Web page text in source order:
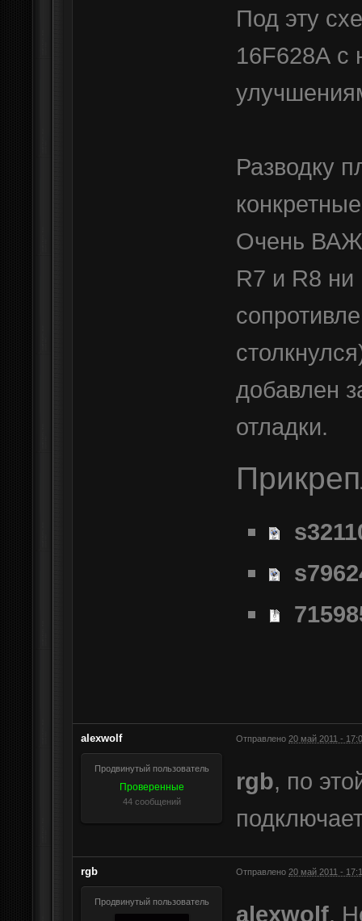
Под эту
16F628А с
Разводку
Очень
R7 и R8 ни
добавлен
отладки.
alexwolf Отправлено 20 май 2011 -
Продвинутый пользователь
Проверенные
44 сообщений
rgb, по
rgb Отправлено 20 май 2011 -
Продвинутый пользователь alexwolf,